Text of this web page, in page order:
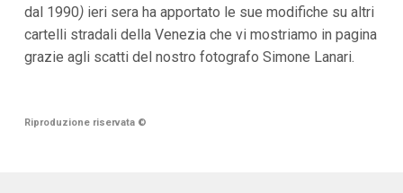
M
e
ù
n
dal 1990) ieri sera ha apportato le sue modifiche su altri
cartelli stradali della Venezia che vi mostriamo in pagina
grazie agli scatti del nostro fotografo Simone Lanari.
Riproduzione riservata ©